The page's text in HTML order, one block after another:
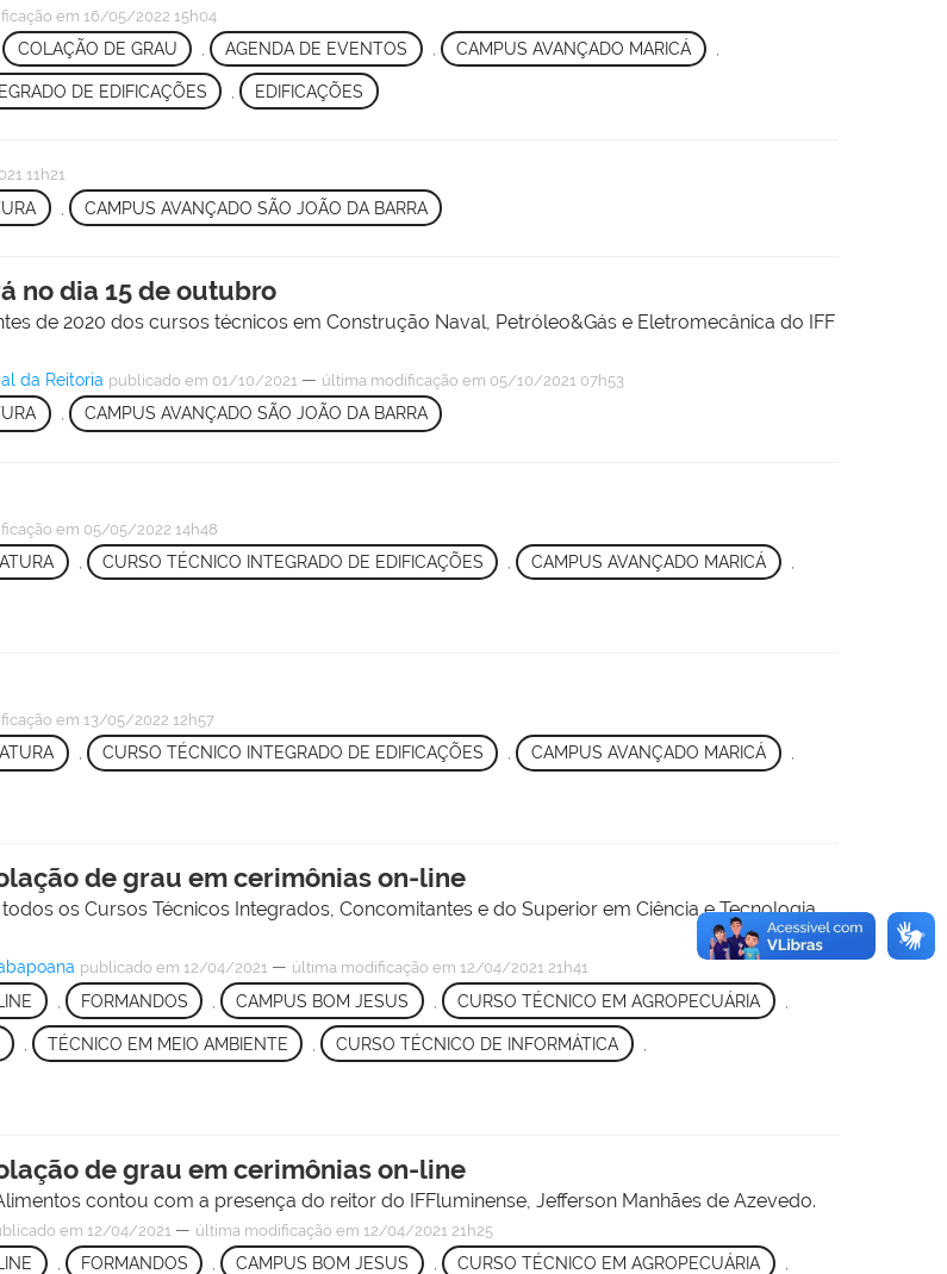
em 16/05/2022 15h04
COLAÇÃO DE GRAU , AGENDA DE EVENTOS , CAMPUS AVANÇADO MARICÁ
DE EDIFICAÇÕES , EDIFICAÇÕES
11h21
CAMPUS AVANÇADO SÃO JOÃO DA BARRA
no dia 15 de outubro
de 2020 dos cursos técnicos em Construção Naval, Petróleo&Gás e Eletromecânica do IFF
da Reitoria publicado em 01/10/2021 — última modificação em 05/10/2021 07h53
, CAMPUS AVANÇADO SÃO JOÃO DA BARRA
em 05/05/2022 14h48
CURSO TÉCNICO INTEGRADO DE EDIFICAÇÕES , CAMPUS AVANÇADO MARICÁ
em 13/05/2022 12h57
, CURSO TÉCNICO INTEGRADO DE EDIFICAÇÕES , CAMPUS AVANÇADO MARICÁ ,
de grau em cerimônias on-line
os Cursos Técnicos Integrados, Concomitantes e do Superior em Ciência e Tecnologia
publicado em 12/04/2021 — última modificação em 12/04/2021 21h41
FORMANDOS , CAMPUS BOM JESUS , CURSO TÉCNICO EM AGROPECUÁRIA
TÉCNICO EM MEIO AMBIENTE , CURSO TÉCNICO DE INFORMÁTICA
de grau em cerimônias on-line
contou com a presença do reitor do IFFluminense, Jefferson Manhães de Azevedo.
em 12/04/2021 — última modificação em 12/04/2021 21h25
FORMANDOS , CAMPUS BOM JESUS , CURSO TÉCNICO EM AGROPECUÁRIA